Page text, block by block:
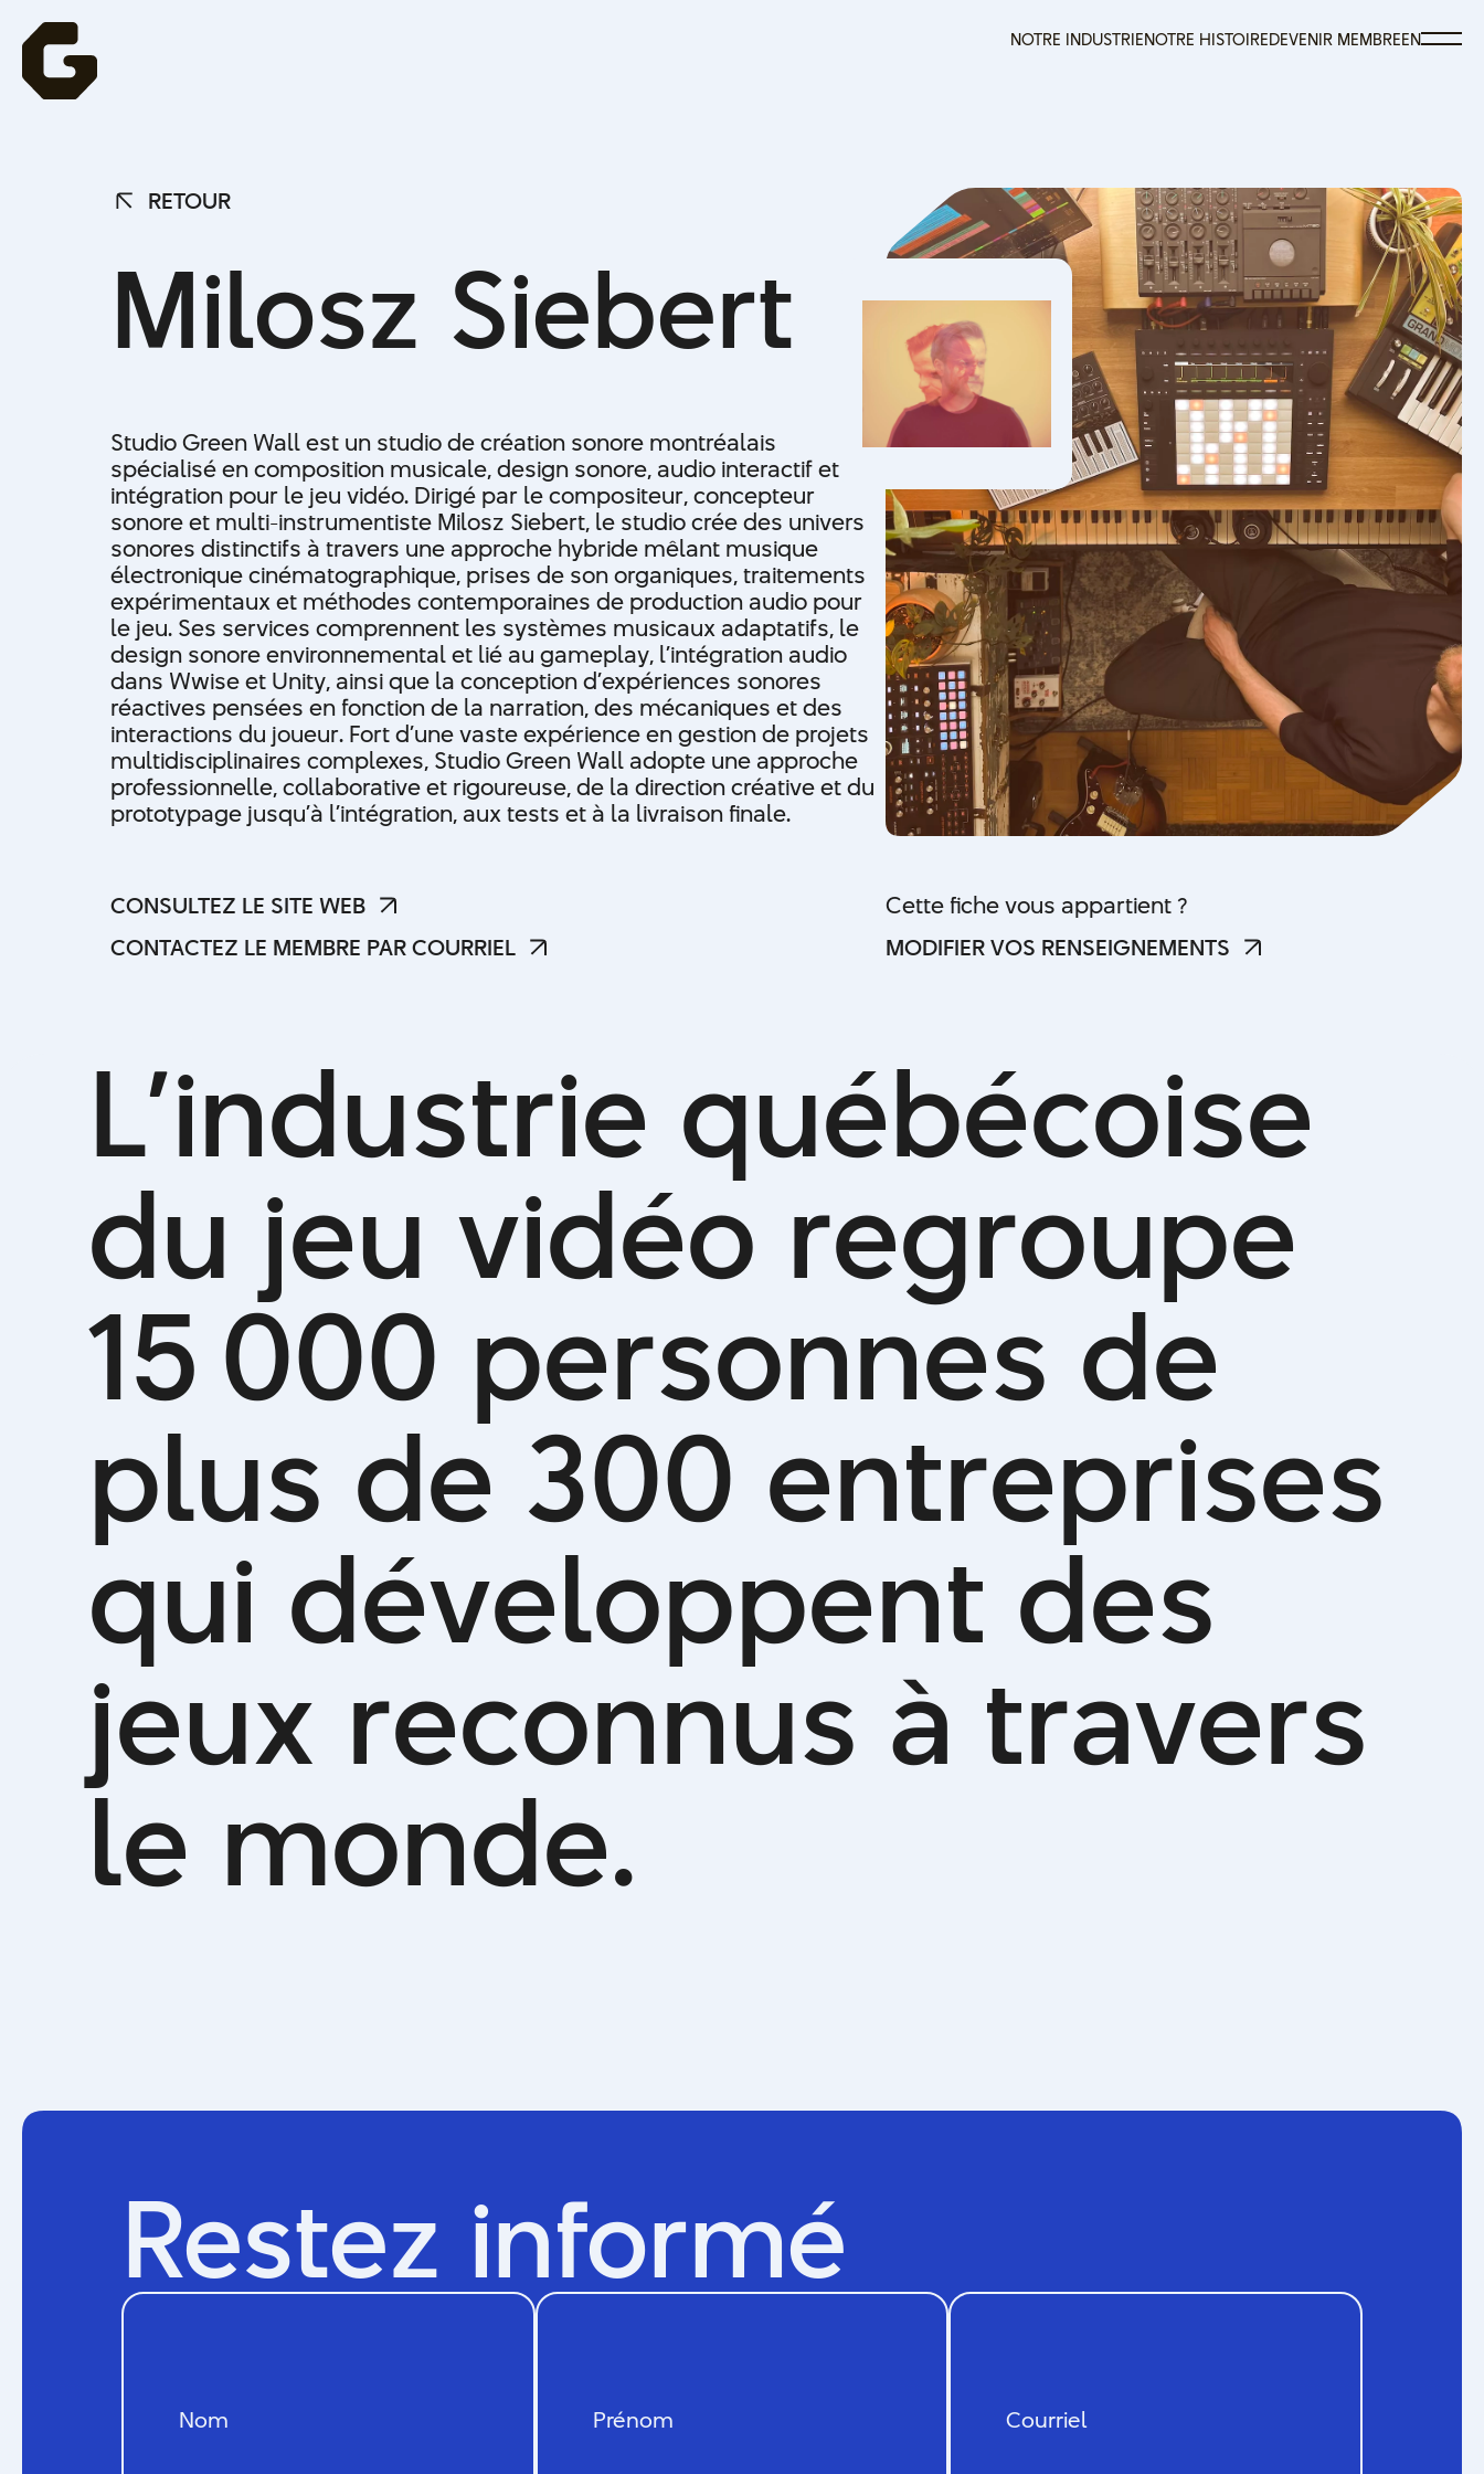
NOTRE INDUSTRIENOTRE HISTOIREDEVENIR MEMBREEN
RETOUR
Milosz Siebert
Studio Green Wall est un studio de création sonore montréalais
spécialisé en composition musicale, design sonore, audio interactif et
intégration pour le jeu vidéo. Dirigé par le compositeur, concepteur
sonore et multi-instrumentiste Milosz Siebert, le studio crée des univers
sonores distinctifs à travers une approche hybride mêlant musique
électronique cinématographique, prises de son organiques, traitements
expérimentaux et méthodes contemporaines de production audio pour
le jeu. Ses services comprennent les systèmes musicaux adaptatifs, le
design sonore environnemental et lié au gameplay, l’intégration audio
dans Wwise et Unity, ainsi que la conception d’expériences sonores
réactives pensées en fonction de la narration, des mécaniques et des
interactions du joueur. Fort d’une vaste expérience en gestion de projets
multidisciplinaires complexes, Studio Green Wall adopte une approche
professionnelle, collaborative et rigoureuse, de la direction créative et du
prototypage jusqu’à l’intégration, aux tests et à la livraison finale.
CONSULTEZ LE SITE WEB
CONSULTEZ LE SITE WEB
CONTACTEZ LE MEMBRE PAR COURRIEL
Cette fiche vous appartient ?
MODIFIER VOS RENSEIGNEMENTS
L’industrie québécoise
du jeu vidéo regroupe
15000 personnes de
plus de 300 entreprises
qui développent des
jeux reconnus à travers
le monde.
Restez informé